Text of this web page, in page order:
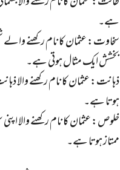
ہے۔
سخاوت: عثمان کا نام رکھنے
بخشش ایک مثال ہوتی ہے۔
ذہانت: عثمان کا نام رکھنے والا
ہوتا ہے۔
خلوص: عثمان کا نام رکھنے والا اپنی
ممتاز ہوتا ہے۔